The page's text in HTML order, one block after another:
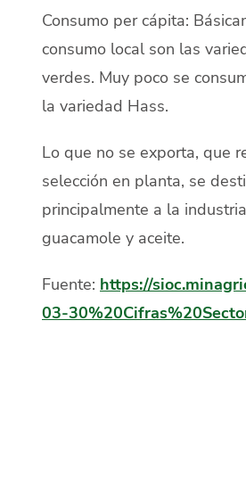
Consumo per cápita:
consumo local son las
verdes. Muy poco se
la variedad Hass.
Lo que no se exporta, que
selección en planta, se
principalmente a la
guacamole y aceite.
Fuente: https://
03-